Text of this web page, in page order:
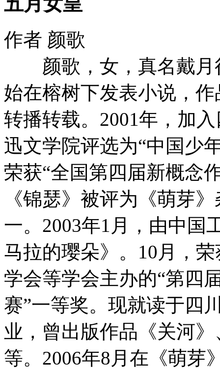
作者 颜歌
颜歌，女，真名戴月
始在榕树下发表小说，
转播转载。2001年，加
迅文学院评选为“中国少
荣获“全国第四届新概念
《锦瑟》被评为《萌芽
一。2003年1月，由中国
马拉的璎朵》。10月，
学会等学会主办的“第四
赛”一等奖。现就读于四
业，曾出版作品《关河
等。2006年8月在《萌芽